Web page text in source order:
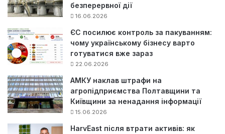
безперервної дії
16.06.2026
ЄС посилює контроль за пакуванням:
чому українському бізнесу варто
готуватися вже зараз
22.06.2026
АМКУ наклав штрафи на
агропідприємства Полтавщини та
Київщини за ненадання інформації
15.06.2026
HarvEast після втрати активів: як